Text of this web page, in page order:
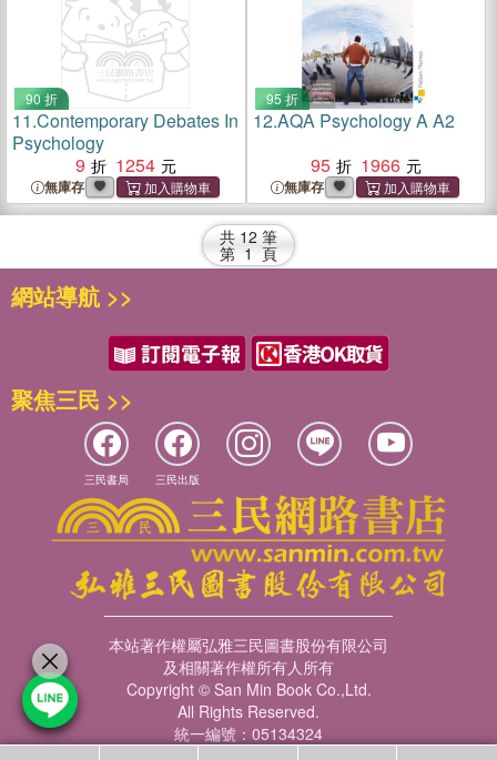
90 折
11.Contemporary Debates In
Psychology
9
1254
無庫存
95 折
12.AQA Psychology A A2
95
1966
無庫存
共 12 筆
第 1 頁
網站導航 >>
聚焦三民 >>
三民書局 三民出版
本站著作權屬弘雅三民圖書股份有限公司
及相關著作權所有人所有
Copyright © San Min Book Co.,Ltd.
All Rights Reserved.
統一編號：05134324